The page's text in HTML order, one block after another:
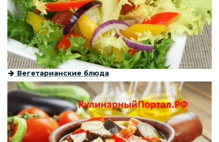
Вегетарианские блюда